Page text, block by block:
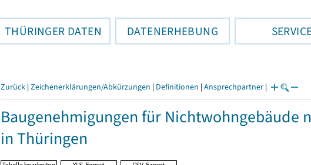
THÜRINGER DATEN DATENERHEBUNG
Zurück | Zeichenerklärungen/Abkürzungen | Definitionen | Ansprechpartner |
Baugenehmigungen für Nichtwohngebäude
in Thüringen